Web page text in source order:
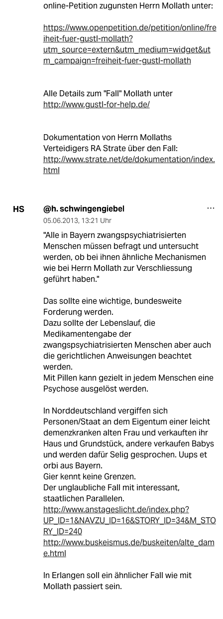
online-Petition zugunsten Herrn Mollath unter:
https://www.openpetition.de/petition/online/fre
iheit-fuer-gustl-mollath?
utm_source=extern&utm_medium=widget&ut
m_campaign=freiheit-fuer-gustl-mollath
Alle Details zum "Fall" Mollath unter
http://www.gustl-for-help.de/
Dokumentation von Herrn Mollaths
Verteidigers RA Strate über den Fall:
http://www.strate.net/de/dokumentation/index.
html
HS @h. schwingengiebel
05.06.2013, 13:21 Uhr
"Alle in Bayern zwangspsychiatrisierten
Menschen müssen befragt und untersucht
werden, ob bei ihnen ähnliche Mechanismen
wie bei Herrn Mollath zur Verschliessung
geführt haben."
Das sollte eine wichtige, bundesweite
Forderung werden.
Dazu sollte der Lebenslauf, die
Medikamentengabe der
zwangspsychiatrisierten Menschen aber auch
die gerichtlichen Anweisungen beachtet
werden.
Mit Pillen kann gezielt in jedem Menschen eine
Psychose ausgelöst werden.
In Norddeutschland vergiffen sich
Personen/Staat an dem Eigentum einer leicht
demenzkranken alten Frau und verkauften ihr
Haus und Grundstück, andere verkaufen Babys
und werden dafür Selig gesprochen. Uups et
orbi aus Bayern.
Gier kennt keine Grenzen.
Der unglaubliche Fall mit interessant,
staatlichen Parallelen.
http://www.anstageslicht.de/index.php?
UP_ID=1&NAVZU_ID=16&STORY_ID=34&M_STO
RY_ID=240
http://www.buskeismus.de/buskeiten/alte_dam
e.html
In Erlangen soll ein ähnlicher Fall wie mit
Mollath passiert sein.